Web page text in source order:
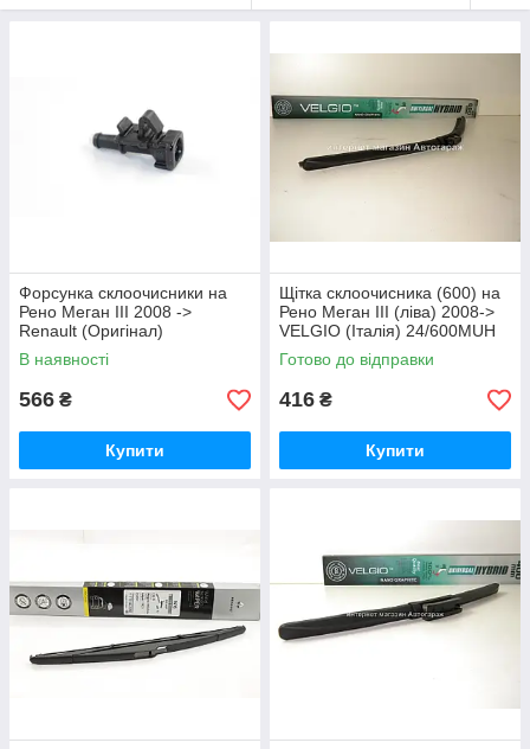
Форсунка склоочисники на
Рено Меган III 2008 ->
Renault (Оригінал)
289309708R
В наявності
566 ₴
Купити
Щітка склоочисника (600) на
Рено Меган III (ліва) 2008->
VELGIO (Італія) 24/600MUH
Готово до відправки
416 ₴
Купити